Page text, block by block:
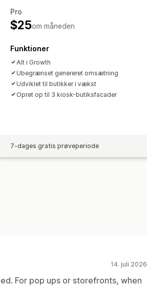
Pro
$25om måneden
Funktioner
Alt i Growth
Ubegrænset genereret omsætning
Udviklet til butikker i vækst
Opret op til 3 kiosk-butiksfacader
7-dages gratis prøveperiode
14. juli 2026
For pop ups or storefronts, when